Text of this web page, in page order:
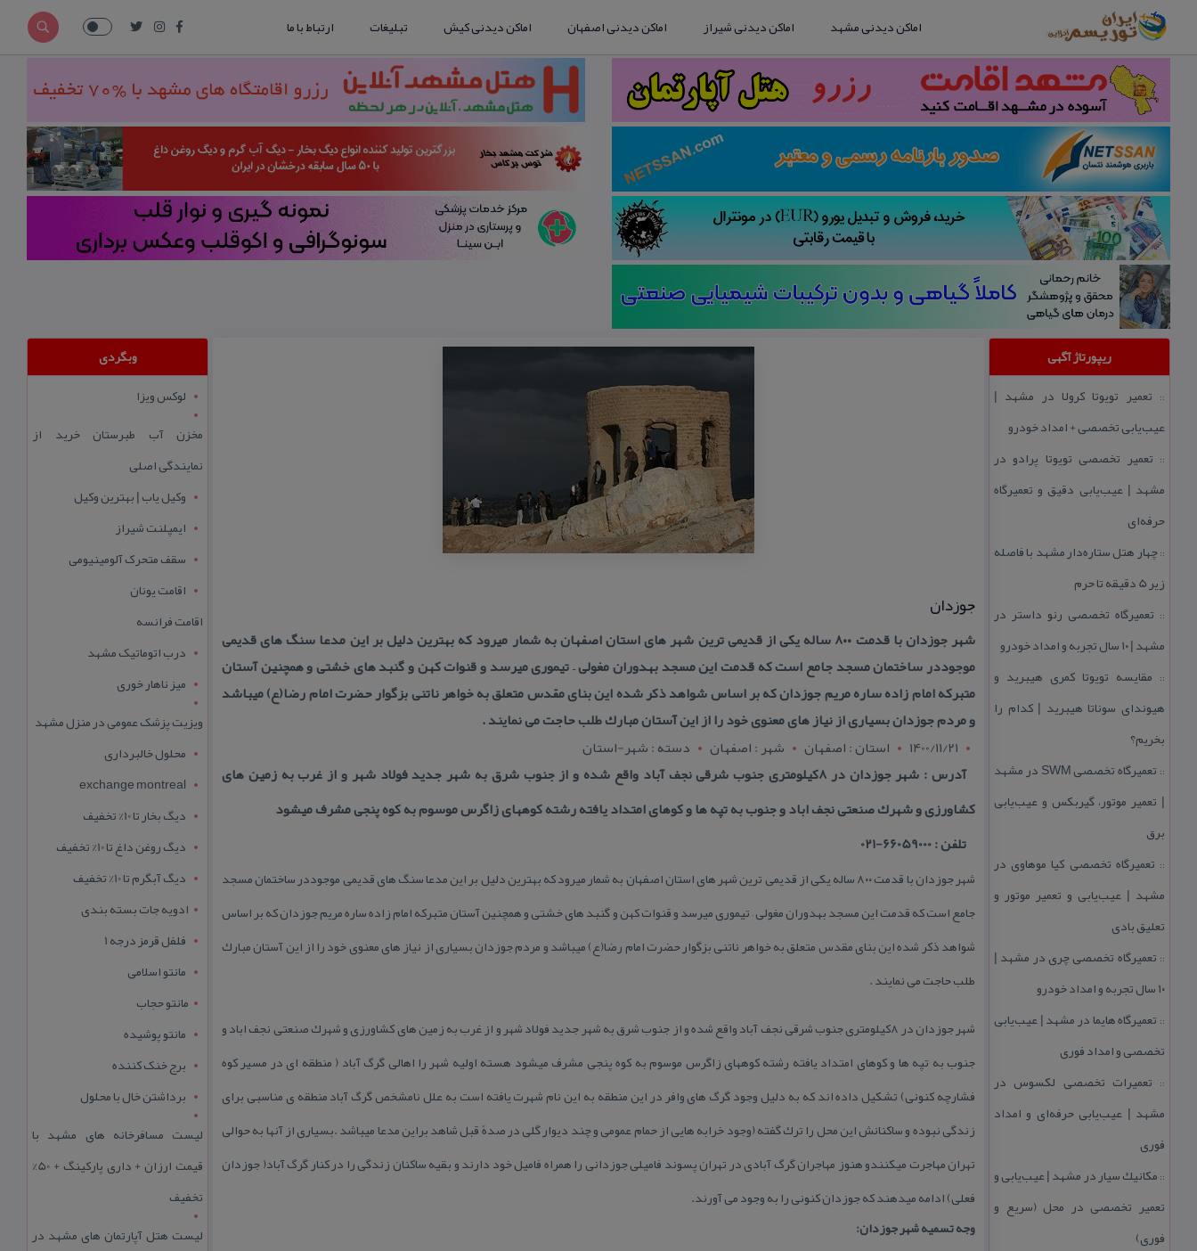
اماکن دیدنی مشهد اماکن دیدنی شیراز اماکن دیدنی اصفهان اماکن دیدنی کیش تبلیغات ارتباط با ما
ریپورتاژ آگهی
:: تعمیر تویوتا كرولا در مشهد |
عیب‌یابی تخصصی + امداد خودرو
:: تعمیر تخصصی تویوتا پرادو در
مشهد | عیب‌یابی دقیق و تعمیرگاه
حرفه‌ای
::چهار هتل‌ ستاره‌دار مشهد با فاصله
زیر 5 دقیقه تا حرم
:: تعمیرگاه تخصصی رنو داستر در
مشهد | ۱۰ سال تجربه و امداد خودرو
:: مقایسه تویوتا كمری هیبرید و
هیوندای سوناتا هیبرید | كدام را
بخریم؟
::
تعمیرگاه تخصصی SWM در مشهد
| تعمیر موتور، گیربكس و عیب‌یابی
برق
:: تعمیرگاه تخصصی كیا موهاوی در
مشهد | عیب‌یابی و تعمیر موتور و
تعلیق بادی
:: تعمیرگاه تخصصی چری در مشهد |
۱۰ سال تجربه و امداد خودرو
:: تعمیرگاه هایما در مشهد | عیب‌یابی
تخصصی و امداد فوری
:: تعمیرات تخصصی لكسوس در
مشهد | عیب‌یابی حرفه‌ای و امداد
فوری
:: مكانیك سیار در مشهد | عیب‌یابی و
تعمیر تخصصی در محل (سریع و
فوری)
جوزدان
شهر جوزدان با قدمت ۸۰۰ ساله یكی از قدیمی ترین شهر های استان اصفهان به شمار میرود كه بهترین دلیل بر این مدعا سنگ های قدیمی
موجوددر ساختمان مسجد جامع است كه قدمت این مسجد بهدوران مغولی – تیموری میرسد و قنوات كهن و گنبد های خشتی و همچنین آستان
متبركه امام زاده ساره مریم جوزدان كه بر اساس شواهد ذكر شده این بنای مقدس متعلق به خواهر ناتنی بزگوار حضرت امام رضا(ع) میباشد
و مردم جوزدان بسیاری از نیاز های معنوی خود را از این آستان مبارك طلب حاجت می نمایند .
1400/11/21
استان : اصفهان شهر : اصفهان
دسته : شهر-استان
آدرس : شهر جوزدان در ۸كیلومتری جنوب شرقی نجف آباد واقع شده و از جنوب شرق به شهر جدید فولاد شهر و از غرب به زمین های
كشاورزی و شهرك صنعتی نجف اباد و جنوب به تپه ها و كوهای امتداد یافته رشته كوههای زاگرس موسوم به كوه پنجی مشرف میشود
تلفن : 66059000-021
شهر جوزدان با قدمت ۸۰۰ ساله یكی از قدیمی ترین شهر های استان اصفهان به شمار میرود كه بهترین دلیل بر این مدعا سنگ های قدیمی موجوددر ساختمان مسجد
جامع است كه قدمت این مسجد بهدوران مغولی – تیموری میرسد و قنوات كهن و گنبد های خشتی و همچنین آستان متبركه امام زاده ساره مریم جوزدان كه بر اساس
شواهد ذكر شده این بنای مقدس متعلق به خواهر ناتنی بزگوار حضرت امام رضا(ع) میباشد و مردم جوزدان بسیاری از نیاز های معنوی خود را از این آستان مبارك
طلب حاجت می نمایند .
شهر جوزدان در ۸كیلومتری جنوب شرقی نجف آباد واقع شده و از جنوب شرق به شهر جدید فولاد شهر و از غرب به زمین های كشاورزی و شهرك صنعتی نجف اباد و
جنوب به تپه ها و كوهای امتداد یافته رشته كوههای زاگرس موسوم به كوه پنجی مشرف میشود هسته اولیه شهر را اهالی گرگ آباد ( منطقه ای در مسیر كوه
فشارچه كنونی) تشكیل داده اند كه به دلیل وجود گرگ های وافر در این منطقه به این نام شهرت یافته است به علل نامشخص گرگ آباد منطقه ی مناسبی برای
زندگی نبوده و ساكنانش این محل را ترك گفته (وجود خرابه هایی از حمام عمومی و چند دیوار گلی در صدهً قبل شاهد براین مدعا میباشد .بسیاری از آنها به حوالی
تهران مهاجرت میكنندو هنوز مهاجران گرگ آبادی در تهران پسوند فامیلی جوزدانی را همراه فامیل خود دارند و بقیه ساكنان زندگی را در كنار گرگ آباد( جوزدان
فعلی) ادامه میدهند كه جوزدان كنونی را به وجود می آورند.
وجه تسمیه شهر جوزدان:
وبگردی
لوکس ویزا
مخزن آب طبرستان خرید از
نمایندگی اصلی
وکیل یاب | بهترین وکیل
ایمپلنت شیراز
سقف متحرک آلومینیومی
اقامت یونان
اقامت فرانسه
درب اتوماتیک مشهد
میز ناهار خوری
ویزیت پزشک عمومی در منزل مشهد
محلول خالبرداری
exchange montreal
دیگ بخار تا 10% تخفیف
دیگ روغن داغ تا 10% تخفیف
دیگ آبگرم تا 10% تخفیف
ادویه جات بسته بندی
فلفل قرمز درجه 1
مانتو اسلامی
مانتو حجاب
مانتو پوشیده
برج خنک کننده
برداشتن خال با محلول
لیست مسافرخانه های مشهد با
قیمت ارزان + داری پارکینگ + 50%
تخفیف
لیست هتل آپارتمان های مشهد در